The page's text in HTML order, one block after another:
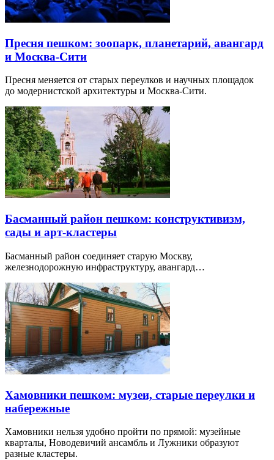
Пресня пешком: зоопарк, планетарий, авангард
и Москва-Сити
Пресня меняется от старых переулков и научных площадок
до модернистской архитектуры и Москва-Сити.
Басманный район пешком: конструктивизм,
сады и арт-кластеры
Басманный район соединяет старую Москву,
железнодорожную инфраструктуру, авангард…
Хамовники пешком: музеи, старые переулки и
набережные
Хамовники нельзя удобно пройти по прямой: музейные
кварталы, Новодевичий ансамбль и Лужники образуют
разные кластеры.